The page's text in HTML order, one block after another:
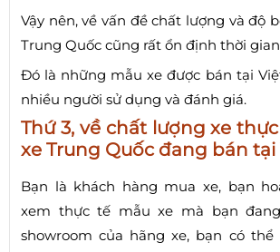
Vậy nên, về vấn đề chất lượng và độ
Trung Quốc cũng rất ổn định thời
Đó là những mẫu xe được bán tại
nhiều người sử dụng và đánh giá.
Thứ 3, về chất lượng xe
xe Trung Quốc đang bán tại
Bạn là khách hàng mua xe, bạn
xem thực tế mẫu xe mà bạn
showroom của hãng xe, bạn có